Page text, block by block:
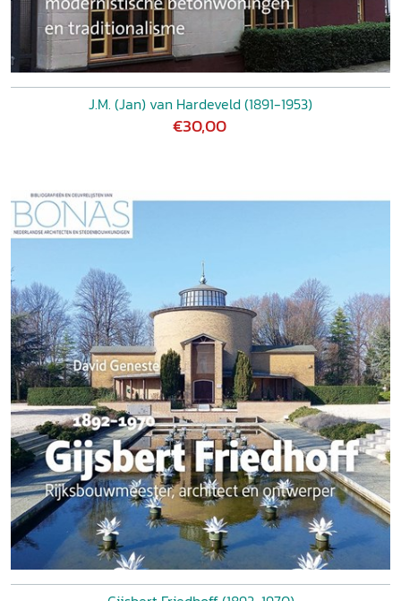
J.M. (Jan) van Hardeveld (1891-1953)
€30,00